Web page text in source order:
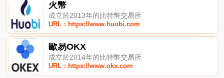
火幣
成立於2013年的比特幣交易所
URL：https://www.huobi.com
歐易OKX
成立於2014年的比特幣交易所
URL：https://www.okx.com